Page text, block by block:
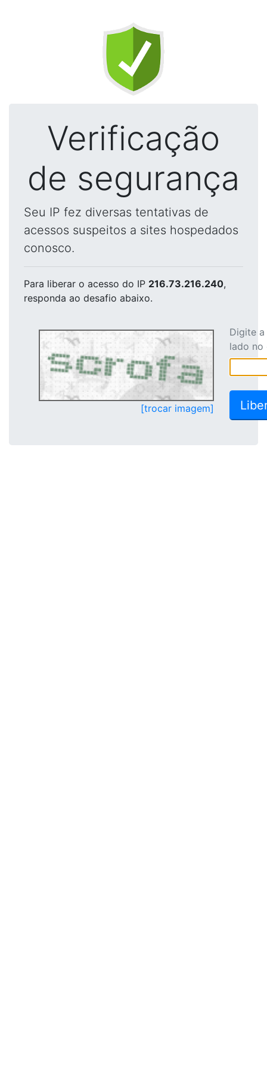
Verificação
de segurança
Seu IP fez diversas tentativas de
acessos suspeitos a sites hospedados
conosco.
Para liberar o acesso do IP 216.73.216.240,
responda ao desafio abaixo.
[trocar imagem]
Digite
lado no